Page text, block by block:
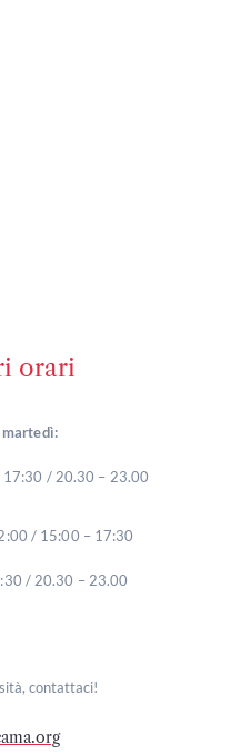
orari
martedì:
/ 20.30 – 23.00
/ 15:00 – 17:30
/ 20.30 – 23.00
contattaci!